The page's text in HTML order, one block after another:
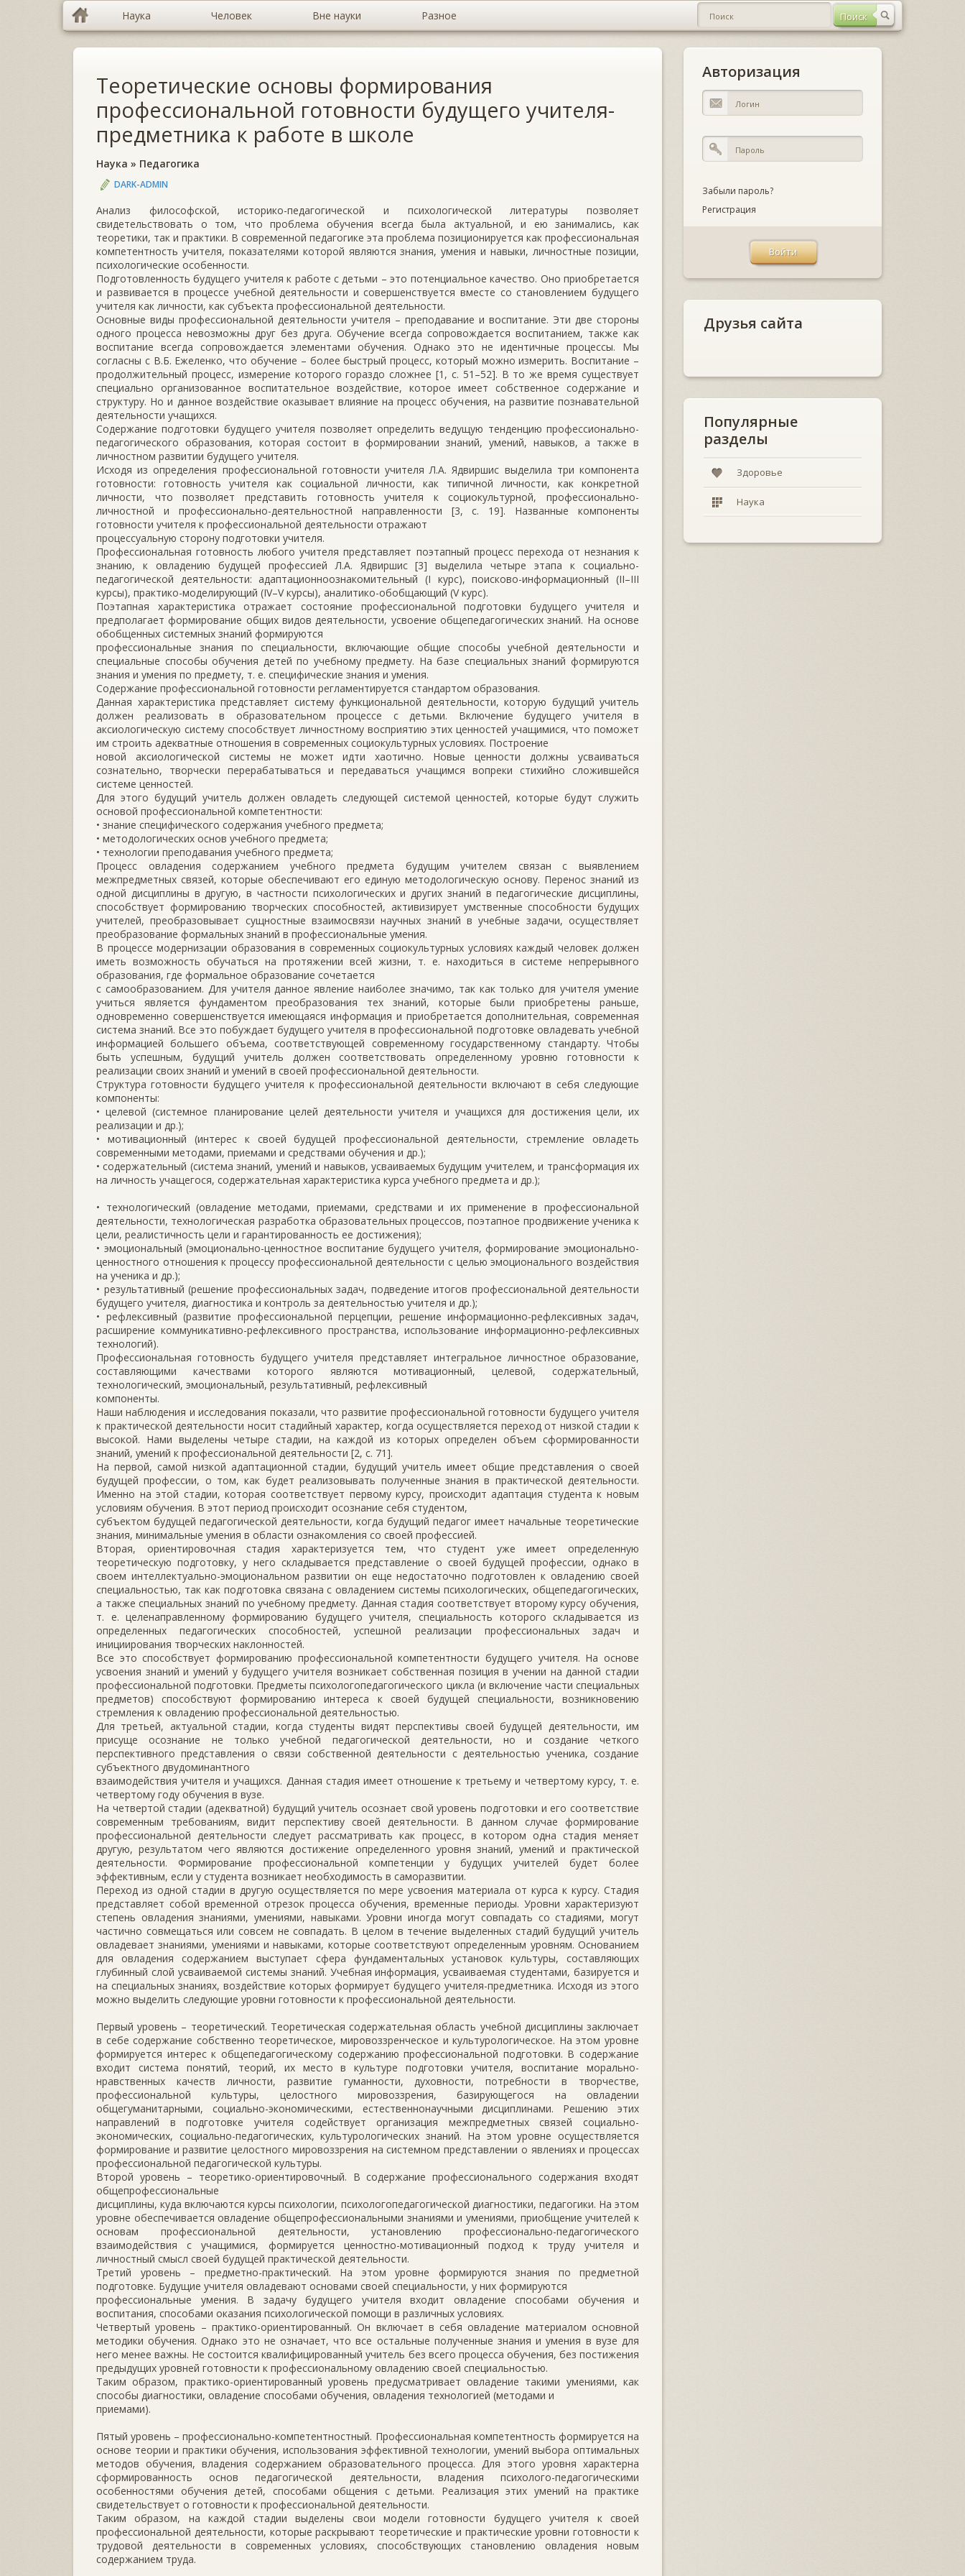
Наука Человек Вне науки Разное
Теоретические основы формирования
профессиональной готовности будущего учителя-
предметника к работе в школе
Наука » Педагогика
DARK-ADMIN
Анализ философской, историко-педагогической и психологической литературы позволяет
свидетельствовать о том, что проблема обучения всегда была актуальной, и ею занимались, как
теоретики, так и практики. В современной педагогике эта проблема позиционируется как профессиональная
компетентность учителя, показателями которой являются знания, умения и навыки, личностные позиции,
психологические особенности.
Подготовленность будущего учителя к работе с детьми – это потенциальное качество. Оно приобретается
и развивается в процессе учебной деятельности и совершенствуется вместе со становлением будущего
учителя как личности, как субъекта профессиональной деятельности.
Основные виды профессиональной деятельности учителя – преподавание и воспитание. Эти две стороны
одного процесса невозможны друг без друга. Обучение всегда сопровождается воспитанием, также как
воспитание всегда сопровождается элементами обучения. Однако это не идентичные процессы. Мы
согласны с В.Б. Ежеленко, что обучение – более быстрый процесс, который можно измерить. Воспитание –
продолжительный процесс, измерение которого гораздо сложнее [1, с. 51–52]. В то же время существует
специально организованное воспитательное воздействие, которое имеет собственное содержание и
структуру. Но и данное воздействие оказывает влияние на процесс обучения, на развитие познавательной
деятельности учащихся.
Содержание подготовки будущего учителя позволяет определить ведущую тенденцию профессионально-
педагогического образования, которая состоит в формировании знаний, умений, навыков, а также в
личностном развитии будущего учителя.
Исходя из определения профессиональной готовности учителя Л.А. Ядвиршис выделила три компонента
готовности: готовность учителя как социальной личности, как типичной личности, как конкретной
личности, что позволяет представить готовность учителя к социокультурной, профессионально-
личностной и профессионально-деятельностной направленности [3, с. 19]. Названные компоненты
готовности учителя к профессиональной деятельности отражают
процессуальную сторону подготовки учителя.
Профессиональная готовность любого учителя представляет поэтапный процесс перехода от незнания к
знанию, к овладению будущей профессией Л.А. Ядвиршис [3] выделила четыре этапа к социально-
педагогической деятельности: адаптационноознакомительный (I курс), поисково-информационный (II–III
курсы), практико-моделирующий (IV–V курсы), аналитико-обобщающий (V курс).
Поэтапная характеристика отражает состояние профессиональной подготовки будущего учителя и
предполагает формирование общих видов деятельности, усвоение общепедагогических знаний. На основе
обобщенных системных знаний формируются
профессиональные знания по специальности, включающие общие способы учебной деятельности и
специальные способы обучения детей по учебному предмету. На базе специальных знаний формируются
знания и умения по предмету, т. е. специфические знания и умения.
Содержание профессиональной готовности регламентируется стандартом образования.
Данная характеристика представляет систему функциональной деятельности, которую будущий учитель
должен реализовать в образовательном процессе с детьми. Включение будущего учителя в
аксиологическую систему способствует личностному восприятию этих ценностей учащимися, что поможет
им строить адекватные отношения в современных социокультурных условиях. Построение
новой аксиологической системы не может идти хаотично. Новые ценности должны усваиваться
сознательно, творчески перерабатываться и передаваться учащимся вопреки стихийно сложившейся
системе ценностей.
Для этого будущий учитель должен овладеть следующей системой ценностей, которые будут служить
основой профессиональной компетентности:
• знание специфического содержания учебного предмета;
• методологических основ учебного предмета;
• технологии преподавания учебного предмета;
Процесс овладения содержанием учебного предмета будущим учителем связан с выявлением
межпредметных связей, которые обеспечивают его единую методологическую основу. Перенос знаний из
одной дисциплины в другую, в частности психологических и других знаний в педагогические дисциплины,
способствует формированию творческих способностей, активизирует умственные способности будущих
учителей, преобразовывает сущностные взаимосвязи научных знаний в учебные задачи, осуществляет
преобразование формальных знаний в профессиональные умения.
В процессе модернизации образования в современных социокультурных условиях каждый человек должен
иметь возможность обучаться на протяжении всей жизни, т. е. находиться в системе непрерывного
образования, где формальное образование сочетается
с самообразованием. Для учителя данное явление наиболее значимо, так как только для учителя умение
учиться является фундаментом преобразования тех знаний, которые были приобретены раньше,
одновременно совершенствуется имеющаяся информация и приобретается дополнительная, современная
система знаний. Все это побуждает будущего учителя в профессиональной подготовке овладевать учебной
информацией большего объема, соответствующей современному государственному стандарту. Чтобы
быть успешным, будущий учитель должен соответствовать определенному уровню готовности к
реализации своих знаний и умений в своей профессиональной деятельности.
Структура готовности будущего учителя к профессиональной деятельности включают в себя следующие
компоненты:
• целевой (системное планирование целей деятельности учителя и учащихся для достижения цели, их
реализации и др.);
• мотивационный (интерес к своей будущей профессиональной деятельности, стремление овладеть
современными методами, приемами и средствами обучения и др.);
• содержательный (система знаний, умений и навыков, усваиваемых будущим учителем, и трансформация их
на личность учащегося, содержательная характеристика курса учебного предмета и др.);
• технологический (овладение методами, приемами, средствами и их применение в профессиональной
деятельности, технологическая разработка образовательных процессов, поэтапное продвижение ученика к
цели, реалистичность цели и гарантированность ее достижения);
• эмоциональный (эмоционально-ценностное воспитание будущего учителя, формирование эмоционально-
ценностного отношения к процессу профессиональной деятельности с целью эмоционального воздействия
на ученика и др.);
• результативный (решение профессиональных задач, подведение итогов профессиональной деятельности
будущего учителя, диагностика и контроль за деятельностью учителя и др.);
• рефлексивный (развитие профессиональной перцепции, решение информационно-рефлексивных задач,
расширение коммуникативно-рефлексивного пространства, использование информационно-рефлексивных
технологий).
Профессиональная готовность будущего учителя представляет интегральное личностное образование,
составляющими качествами которого являются мотивационный, целевой, содержательный,
технологический, эмоциональный, результативный, рефлексивный
компоненты.
Наши наблюдения и исследования показали, что развитие профессиональной готовности будущего учителя
к практической деятельности носит стадийный характер, когда осуществляется переход от низкой стадии к
высокой. Нами выделены четыре стадии, на каждой из которых определен объем сформированности
знаний, умений к профессиональной деятельности [2, с. 71].
На первой, самой низкой адаптационной стадии, будущий учитель имеет общие представления о своей
будущей профессии, о том, как будет реализовывать полученные знания в практической деятельности.
Именно на этой стадии, которая соответствует первому курсу, происходит адаптация студента к новым
условиям обучения. В этот период происходит осознание себя студентом,
субъектом будущей педагогической деятельности, когда будущий педагог имеет начальные теоретические
знания, минимальные умения в области ознакомления со своей профессией.
Вторая, ориентировочная стадия характеризуется тем, что студент уже имеет определенную
теоретическую подготовку, у него складывается представление о своей будущей профессии, однако в
своем интеллектуально-эмоциональном развитии он еще недостаточно подготовлен к овладению своей
специальностью, так как подготовка связана с овладением системы психологических, общепедагогических,
а также специальных знаний по учебному предмету. Данная стадия соответствует второму курсу обучения,
т. е. целенаправленному формированию будущего учителя, специальность которого складывается из
определенных педагогических способностей, успешной реализации профессиональных задач и
инициирования творческих наклонностей.
Все это способствует формированию профессиональной компетентности будущего учителя. На основе
усвоения знаний и умений у будущего учителя возникает собственная позиция в учении на данной стадии
профессиональной подготовки. Предметы психологопедагогического цикла (и включение части специальных
предметов) способствуют формированию интереса к своей будущей специальности, возникновению
стремления к овладению профессиональной деятельностью.
Для третьей, актуальной стадии, когда студенты видят перспективы своей будущей деятельности, им
присуще осознание не только учебной педагогической деятельности, но и создание четкого
перспективного представления о связи собственной деятельности с деятельностью ученика, создание
субъектного двудоминантного
взаимодействия учителя и учащихся. Данная стадия имеет отношение к третьему и четвертому курсу, т. е.
четвертому году обучения в вузе.
На четвертой стадии (адекватной) будущий учитель осознает свой уровень подготовки и его соответствие
современным требованиям, видит перспективу своей деятельности. В данном случае формирование
профессиональной деятельности следует рассматривать как процесс, в котором одна стадия меняет
другую, результатом чего являются достижение определенного уровня знаний, умений и практической
деятельности. Формирование профессиональной компетенции у будущих учителей будет более
эффективным, если у студента возникает необходимость в саморазвитии.
Переход из одной стадии в другую осуществляется по мере усвоения материала от курса к курсу. Стадия
представляет собой временной отрезок процесса обучения, временные периоды. Уровни характеризуют
степень овладения знаниями, умениями, навыками. Уровни иногда могут совпадать со стадиями, могут
частично совмещаться или совсем не совпадать. В целом в течение выделенных стадий будущий учитель
овладевает знаниями, умениями и навыками, которые соответствуют определенным уровням. Основанием
для овладения содержанием выступает сфера фундаментальных установок культуры, составляющих
глубинный слой усваиваемой системы знаний. Учебная информация, усваиваемая студентами, базируется и
на специальных знаниях, воздействие которых формирует будущего учителя-предметника. Исходя из этого
можно выделить следующие уровни готовности к профессиональной деятельности.
Первый уровень – теоретический. Теоретическая содержательная область учебной дисциплины заключает
в себе содержание собственно теоретическое, мировоззренческое и культурологическое. На этом уровне
формируется интерес к общепедагогическому содержанию профессиональной подготовки. В содержание
входит система понятий, теорий, их место в культуре подготовки учителя, воспитание морально-
нравственных качеств личности, развитие гуманности, духовности, потребности в творчестве,
профессиональной культуры, целостного мировоззрения, базирующегося на овладении
общегуманитарными, социально-экономическими, естественнонаучными дисциплинами. Решению этих
направлений в подготовке учителя содействует организация межпредметных связей социально-
экономических, социально-педагогических, культурологических знаний. На этом уровне осуществляется
формирование и развитие целостного мировоззрения на системном представлении о явлениях и процессах
профессиональной педагогической культуры.
Второй уровень – теоретико-ориентировочный. В содержание профессионального содержания входят
общепрофессиональные
дисциплины, куда включаются курсы психологии, психологопедагогической диагностики, педагогики. На этом
уровне обеспечивается овладение общепрофессиональными знаниями и умениями, приобщение учителей к
основам профессиональной деятельности, установлению профессионально-педагогического
взаимодействия с учащимися, формируется ценностно-мотивационный подход к труду учителя и
личностный смысл своей будущей практической деятельности.
Третий уровень – предметно-практический. На этом уровне формируются знания по предметной
подготовке. Будущие учителя овладевают основами своей специальности, у них формируются
профессиональные умения. В задачу будущего учителя входит овладение способами обучения и
воспитания, способами оказания психологической помощи в различных условиях.
Четвертый уровень – практико-ориентированный. Он включает в себя овладение материалом основной
методики обучения. Однако это не означает, что все остальные полученные знания и умения в вузе для
него менее важны. Не состоится квалифицированный учитель без всего процесса обучения, без постижения
предыдущих уровней готовности к профессиональному овладению своей специальностью.
Таким образом, практико-ориентированный уровень предусматривает овладение такими умениями, как
способы диагностики, овладение способами обучения, овладения технологией (методами и
приемами).
Пятый уровень – профессионально-компетентностный. Профессиональная компетентность формируется на
основе теории и практики обучения, использования эффективной технологии, умений выбора оптимальных
методов обучения, владения содержанием образовательного процесса. Для этого уровня характерна
сформированность основ педагогической деятельности, владения психолого-педагогическими
особенностями обучения детей, способами общения с детьми. Реализация этих умений на практике
свидетельствует о готовности к профессиональной деятельности.
Таким образом, на каждой стадии выделены свои модели готовности будущего учителя к своей
профессиональной деятельности, которые раскрывают теоретические и практические уровни готовности к
трудовой деятельности в современных условиях, способствующих становлению овладения новым
содержанием труда.
Авторизация
Забыли пароль?
Регистрация
Друзья сайта
Популярные
разделы
Здоровье
Наука